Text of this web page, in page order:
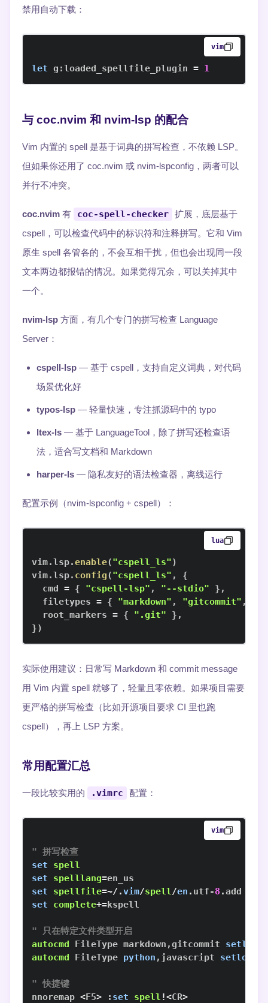
禁用自动下载：
vim
let g :loaded_spellfile_plugin = 1
与 coc.nvim 和 nvim-lsp 的配合
Vim 内置的 spell 是基于词典的拼写检查，不依赖 LSP。
但如果你还用了 coc.nvim 或 nvim-lspconfig，两者可以
并行不冲突。
coc.nvim 有 coc-spell-checker 扩展，底层基于
cspell，可以检查代码中的标识符和注释拼写。它和 Vim
原生 spell 各管各的，不会互相干扰，但也会出现同一段
文本两边都报错的情况。如果觉得冗余，可以关掉其中
一个。
nvim-lsp 方面，有几个专门的拼写检查 Language
Server：
cspell-lsp — 基于 cspell，支持自定义词典，对代码
场景优化好
typos-lsp — 轻量快速，专注抓源码中的 typo
ltex-ls — 基于 LanguageTool，除了拼写还检查语
法，适合写文档和 Markdown
harper-ls — 隐私友好的语法检查器，离线运行
配置示例（nvim-lspconfig + cspell）：
lua
vim.lsp.enable("cspell_ls")
vim.lsp. config("cspell_ls" ,
{
  cmd
= { "cspell-lsp" , "--stdio" } ,
  filetypes
= { "markdown" , "gitcommit" ,
  root_markers
= { ".git" } ,
})
实际使用建议：日常写 Markdown 和 commit message
用 Vim 内置 spell 就够了，轻量且零依赖。如果项目需要
更严格的拼写检查（比如开源项目要求 CI 里也跑
cspell），再上 LSP 方案。
常用配置汇总
一段比较实用的 .vimrc 配置：
vim
" 拼写检查
set
spell
set
spelllang=
set
spellfile=~/ .vim/spell/en . utf-8 .
set
complete+=
" 只在特定文件类型开启
autocmd FileType markdown ,gitcommit setlocal
autocmd FileType python , javascript setlocal
" 快捷键
nnoremap <F5> : set spell !<CR>